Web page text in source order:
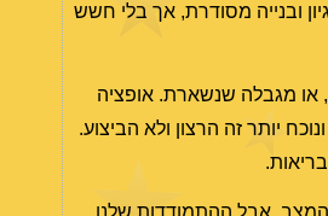
ובנייה מסודרת, אך בלי חשש
או מגבלה שנשארת. אופציה
יותר זה הרצון ולא הביצוע.
אבל ההתמודדות שלנו